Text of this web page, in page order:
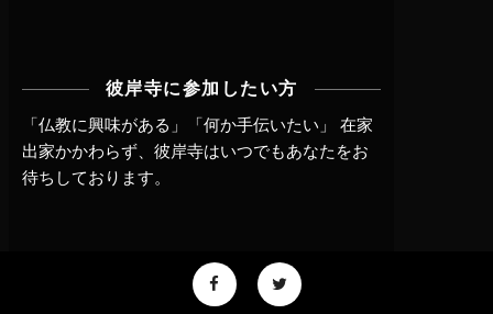
彼岸寺に参加したい方
「仏教に興味がある」「何か手伝いたい」 在家
出家かかわらず、 彼岸寺はいつでもあなたをお
待ちしております。